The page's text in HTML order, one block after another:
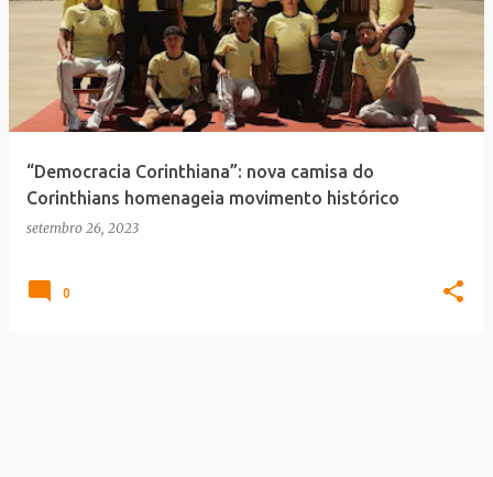
“Democracia Corinthiana”: nova camisa do
Corinthians homenageia movimento histórico
setembro 26, 2023
0